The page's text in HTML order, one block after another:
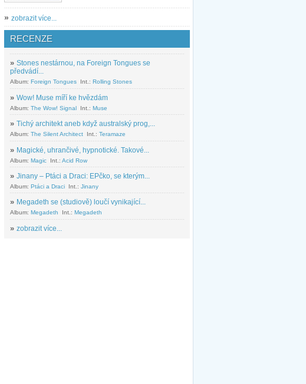
» zobrazit více...
RECENZE
» Stones nestárnou, na Foreign Tongues se
předvádí...
Album: Foreign Tongues Int.: Rolling Stones
» Wow! Muse míří ke hvězdám
Album: The Wow! Signal Int.: Muse
» Tichý architekt aneb když australský prog,...
Album: The Silent Architect Int.: Teramaze
» Magické, uhrančivé, hypnotické. Takové...
Album: Magic Int.: Acid Row
» Jinany – Ptáci a Draci: EPčko, se kterým...
Album: Ptáci a Draci Int.: Jinany
» Megadeth se (studiově) loučí vynikající...
Album: Megadeth Int.: Megadeth
» zobrazit více...